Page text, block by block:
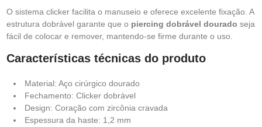
O sistema clicker facilita o manuseio e oferece excelente fixação. A
estrutura dobrável garante que o piercing dobrável dourado seja
fácil de colocar e remover, mantendo-se firme durante o uso.
Características técnicas do produto
Material: Aço cirúrgico dourado
Fechamento: Clicker dobrável
Design: Coração com zircônia cravada
Espessura da haste: 1,2 mm